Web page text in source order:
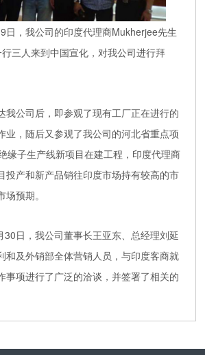
日，我公司的印度代理商Mukherjee先生
三人来到中国宣化，对我公司进行拜
我公司后，即参观了现有工厂正在进行的
业，随后又参观了我公司的河北省重点项
缘子生产线新项目在建工程，印度代理商
投产和新产品销往印度市场持有较高的市
预期。
日，我公司董事长王亚东、总经理刘延
和及外销部全体营销人员，与印度客商就
事项进行了广泛的洽谈，并签署了相关的